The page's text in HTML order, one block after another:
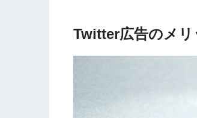
Twitter広告のメリ